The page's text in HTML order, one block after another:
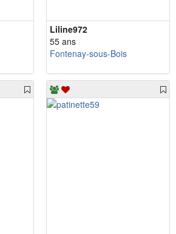
Liline972
55 ans
Fontenay-sous-Bois